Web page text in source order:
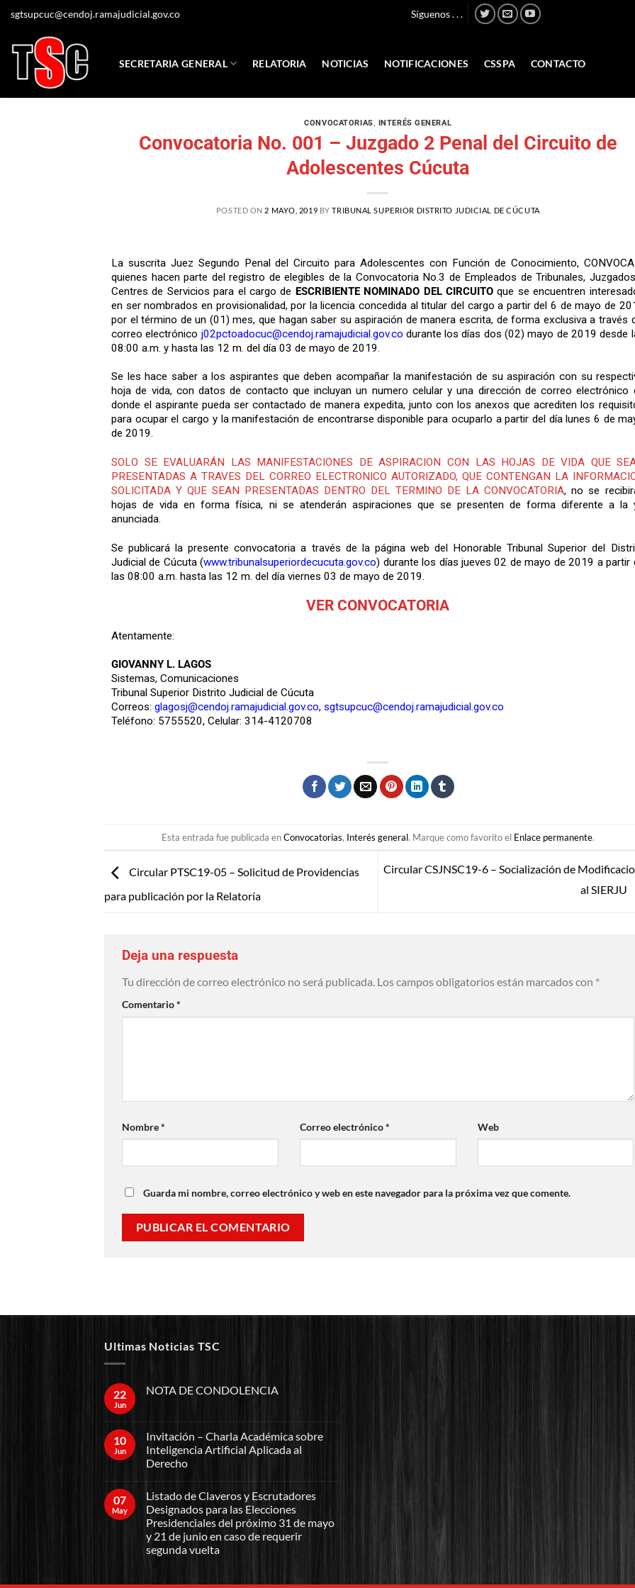
sgtsupcuc@cendoj.ramajudicial.gov.co Síguenos . . .
SECRETARIA GENERAL RELATORIA NOTICIAS NOTIFICACIONES CSSPA CONTACTO
CONVOCATORIAS, INTERÉS GENERAL
Convocatoria No. 001 – Juzgado 2 Penal del Circuito de
Adolescentes Cúcuta
POSTED ON 2 MAYO, 2019 BYTRIBUNAL SUPERIOR DISTRITO JUDICIAL DE CÚCUTA
La suscrita Juez Segundo Penal del Circuito para Adolescentes con Función de Conocimiento,
quienes hacen parte del registro de elegibles de la Convocatoria No.3 de Empleados de Tribunales,
Centres de Servicios para el cargo de ESCRIBIENTE NOMINADO DEL CIRCUITOque se encuentren
en ser nombrados en provisionalidad, por la licencia concedida al titular del cargo a partir del 6 de mayo de
por el término de un (01) mes, que hagan saber su aspiración de manera escrita, de forma exclusiva a través
correo electrónico j02pctoadocuc@cendoj.ramajudicial.gov.co durante los días dos (02) mayo de 2019 desde
08:00 a.m. y hasta las 12 m. del día 03 de mayo de 2019.
Se les hace saber a los aspirantes que deben acompañar la manifestación de su aspiración con su
hoja de vida, con datos de contacto que incluyan un numero celular y una dirección de correo electrónico
donde el aspirante pueda ser contactado de manera expedita, junto con los anexos que acrediten los
para ocupar el cargo y la manifestación de encontrarse disponible para ocuparlo a partir del día lunes 6 de
de 2019.
SOLO SE EVALUARÁN LAS MANIFESTACIONES DE ASPIRACION CON LAS HOJAS DE VIDA QUE
PRESENTADAS A TRAVES DEL CORREO ELECTRONICO AUTORIZADO, QUE CONTENGAN LA
SOLICITADA Y QUE SEAN PRESENTADAS DENTRO DEL TERMINO DE LA CONVOCATORIA, no se
hojas de vida en forma física, ni se atenderán aspiraciones que se presenten de forma diferente a la
anunciada.
Se publicará la presente convocatoria a través de la página web del Honorable Tribunal Superior del
Judicial de Cúcuta (www.tribunalsuperiordecucuta.gov.co) durante los días jueves 02 de mayo de 2019 a partir
las 08:00 a.m. hasta las 12 m. del día viernes 03 de mayo de 2019.
VER CONVOCATORIA
Atentamente:
GIOVANNY L. LAGOS
Sistemas, Comunicaciones
Tribunal Superior Distrito Judicial de Cúcuta
Correos: glagosj@cendoj.ramajudicial.gov.co, sgtsupcuc@cendoj.ramajudicial.gov.co
Teléfono: 5755520, Celular: 314-4120708
Esta entrada fue publicada enConvocatorias, Interés general. Marque como favorito el Enlace permanente.
Circular PTSC19-05 – Solicitud de Providencias
para publicación por la Relatoría
Circular CSJNSC19-6 – Socialización de
al SIERJU
Deja una respuesta
Tu dirección de correo electrónico no será publicada. Los campos obligatorios están marcados con *
Comentario*
Nombre* Correo electrónico* Web
Guarda mi nombre, correo electrónico y web en este navegador para la próxima vez que comente.
Ultimas Noticias TSC
22
Jun
NOTA DE CONDOLENCIA
10
Jun
Invitación – Charla Académica sobre
Inteligencia Artificial Aplicada al
Derecho
07
May
Listado de Claveros y Escrutadores
Designados para las Elecciones
Presidenciales del próximo 31 de mayo
y 21 de junio en caso de requerir
segunda vuelta